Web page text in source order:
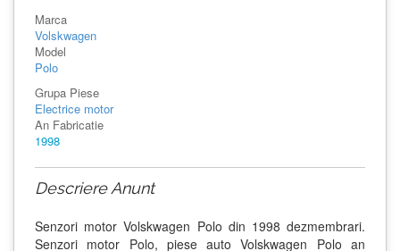
Marca
Volskwagen
Model
Polo
Grupa Piese
Electrice motor
An Fabricatie
1998
Descriere Anunt
Senzori motor Volskwagen Polo din 1998 dezmembrari.
Senzori motor Polo, piese auto Volskwagen Polo an